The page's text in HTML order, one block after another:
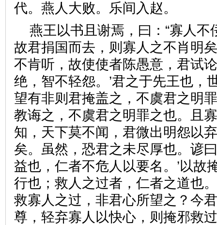
代。燕人大败。乐间入赵。
燕王以书且谢焉，曰：“寡人不
故君捐国而去，则寡人之不肖明
不肯听，故使使者陈愚意，君试
绝，智不轻怨。’君之于先王也，
望有非则君掩盖之，不虞君之明
教诲之，不虞君之明罪之也。且
知，天下莫不闻，君微出明怨以
矣。虽然，恐君之未尽厚也。谚
益也，仁者不危人以要名。’以故
行也；救人之过者，仁者之道也
救寡人之过，非君心所望之？今
尊，轻弃寡人以快心，则掩邪